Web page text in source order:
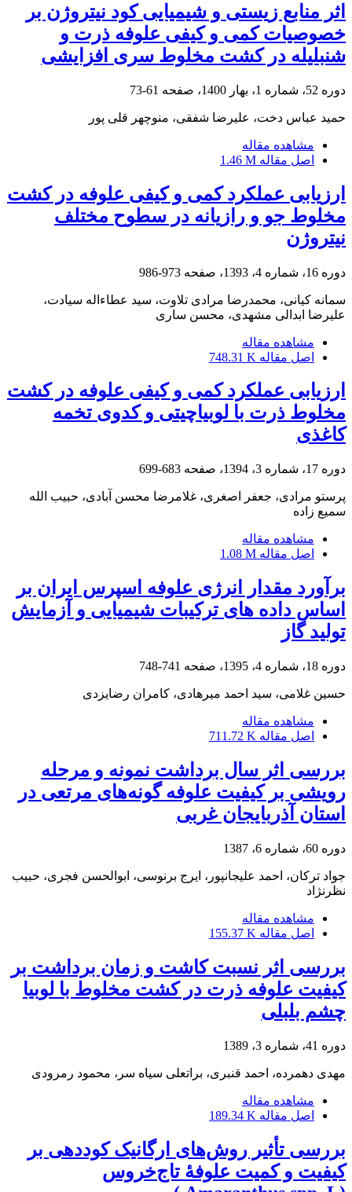
اثر منابع زیستی و شیمیایی کود نیتروژن بر
خصوصیات کمی و کیفی علوفه ذرت و
شنبلیله در کشت مخلوط سری افزایشی
دوره 52، شماره 1، بهار 1400، صفحه 61-73
حمید عباس دخت، علیرضا شفقی، منوچهر قلی پور
مشاهده مقاله
اصل مقاله 1.46 M
ارزیابی عملکرد کمی و کیفی علوفه در کشت
مخلوط جو و رازیانه در سطوح مختلف
نیتروژن
دوره 16، شماره 4، 1393، صفحه 973-986
سمانه کیانی، محمدرضا مرادی تلاوت، سید عطاءاله سیادت،
علیرضا ابدالی مشهدی، محسن ساری
مشاهده مقاله
اصل مقاله 748.31 K
ارزیابی عملکرد کمی و کیفی علوفه در کشت
مخلوط ذرت با لوبیاچیتی و کدوی تخمه‌
کاغذی
دوره 17، شماره 3، 1394، صفحه 683-699
پرستو مرادی، جعفر اصغری، غلامرضا محسن آبادی، حبیب الله
سمیع زاده
مشاهده مقاله
اصل مقاله 1.08 M
برآورد مقدار انرژی علوفه اسپرس ایران بر
اساس داده های ترکیبات شیمیایی و آزمایش
تولید گاز
دوره 18، شماره 4، 1395، صفحه 741-748
حسین غلامی، سید احمد میرهادی، کامران رضایزدی
مشاهده مقاله
اصل مقاله 711.72 K
بررسی اثر سال برداشت نمونه و مرحله
رویشی بر کیفیت علوفه گونه‌های مرتعی در
استان آذربایجان غربی
دوره 60، شماره 6، 1387
جواد ترکان، احمد علیجانپور، ایرج برنوسی، ابوالحسن فجری، حبیب
نظرنژاد
مشاهده مقاله
اصل مقاله 155.37 K
بررسی اثر نسبت کاشت و زمان برداشت بر
کیفیت علوفه ذرت در کشت مخلوط با لوبیا
چشم بلبلی
دوره 41، شماره 3، 1389
مهدی دهمرده، احمد قنبری، براتعلی سیاه سر، محمود رمرودی
مشاهده مقاله
اصل مقاله 189.34 K
بررسی تأثیر روش‌های ارگانیک کوددهی بر
کیفیت و کمیت علوفۀ تاج‌خروس